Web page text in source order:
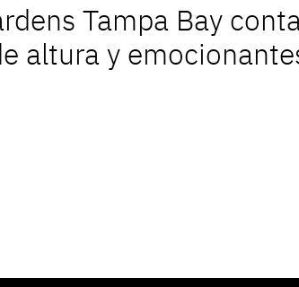
Tampa Bay
altura y